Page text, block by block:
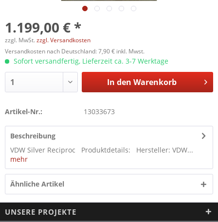
1.199,00 € *
zzgl. MwSt. zzgl. Versandkosten
Versandkosten nach Deutschland: 7,90 € inkl. Mwst.
Sofort versandfertig, Lieferzeit ca. 3-7 Werktage
In den Warenkorb
Artikel-Nr.: 13033673
Beschreibung
VDW Silver Reciproc Produktdetails: Hersteller: VDW...
mehr
Ähnliche Artikel
UNSERE PROJEKTE